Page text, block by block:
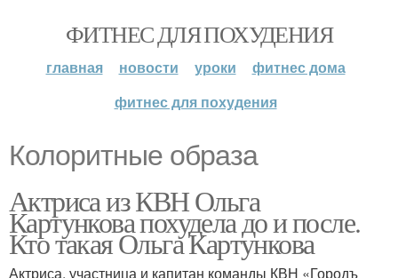
ФИТНЕС ДЛЯ ПОХУДЕНИЯ
главная новости уроки
фитнес дома
фитнес для похудения
Колоритные образа
Актриса из КВН Ольга
Картункова похудела до и после.
Кто такая Ольга Картункова
Актриса, участница и капитан команды КВН «Городъ